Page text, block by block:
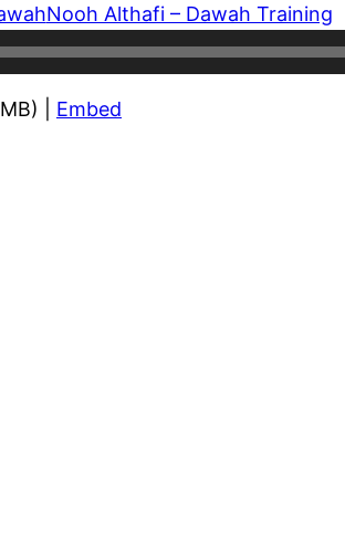
Nooh Althafi – Dawah Training
| Embed